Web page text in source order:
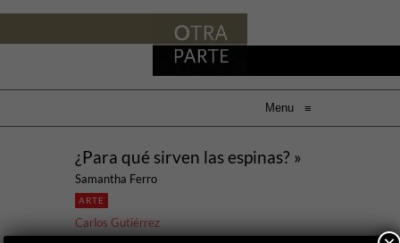
Menu ≡
¿Para qué sirven las espinas? »
Samantha Ferro
ARTE
Carlos Gutiérrez